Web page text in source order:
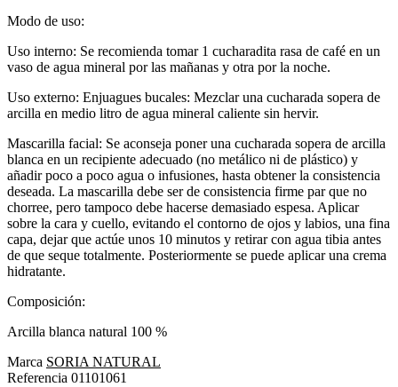
Modo de uso:
Uso interno: Se recomienda tomar 1 cucharadita rasa de café en un
vaso de agua mineral por las mañanas y otra por la noche.
Uso externo: Enjuagues bucales: Mezclar una cucharada sopera de
arcilla en medio litro de agua mineral caliente sin hervir.
Mascarilla facial: Se aconseja poner una cucharada sopera de arcilla
blanca en un recipiente adecuado (no metálico ni de plástico) y
añadir poco a poco agua o infusiones, hasta obtener la consistencia
deseada. La mascarilla debe ser de consistencia firme par que no
chorree, pero tampoco debe hacerse demasiado espesa. Aplicar
sobre la cara y cuello, evitando el contorno de ojos y labios, una fina
capa, dejar que actúe unos 10 minutos y retirar con agua tibia antes
de que seque totalmente. Posteriormente se puede aplicar una crema
hidratante.
Composición:
Arcilla blanca natural 100 %
Marca SORIA NATURAL
Referencia 01101061